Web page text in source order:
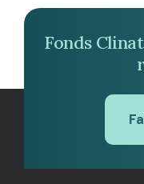
Fonds